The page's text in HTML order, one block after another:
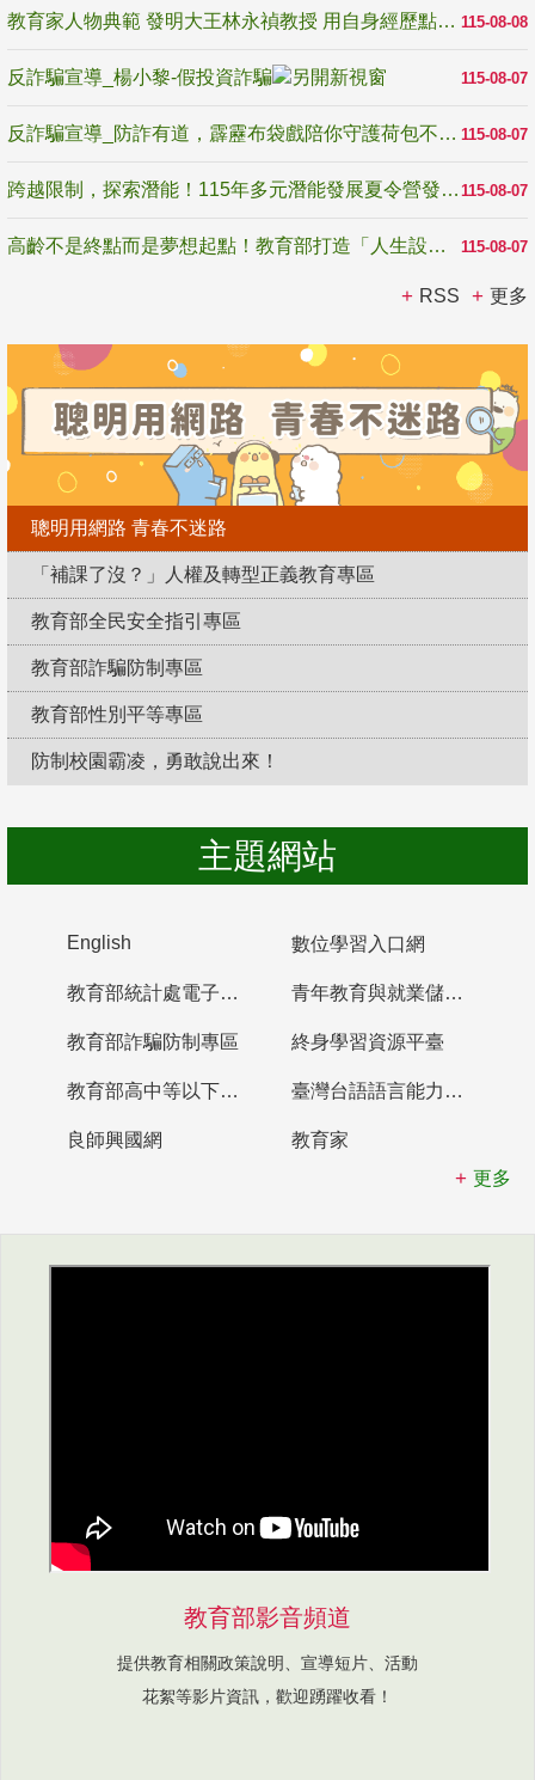
115-08-08
教育家人物典範 發明大王林永禎教授 用自身經歷點亮學生的路
115-08-07
反詐騙宣導_楊小黎-假投資詐騙
115-08-07
反詐騙宣導_防詐有道，霹靂布袋戲陪你守護荷包不受騙
115-08-07
跨越限制，探索潛能！115年多元潛能發展夏令營發掘生命無限可能
115-08-07
高齡不是終點而是夢想起點！教育部打造「人生設計夢工場」 參展第3屆高齡健康產業博覽會
RSS 更多
聰明用網路 青春不迷路
「補課了沒？」人權及轉型正義教育專區
教育部全民安全指引專區
教育部詐騙防制專區
教育部性別平等專區
防制校園霸凌，勇敢說出來！
主題網站
English 數位學習入口網
教育部統計處電子書櫃 青年教育與就業儲蓄帳戶
教育部詐騙防制專區 終身學習資源平臺
教育部高中等以下學校及幼兒園教師資格檢定考試 臺灣台語語言能力認證網站
良師興國網
教育家
更多
教育部影音頻道
提供教育相關政策說明、宣導短片、活動
花絮等影片資訊，歡迎踴躍收看！